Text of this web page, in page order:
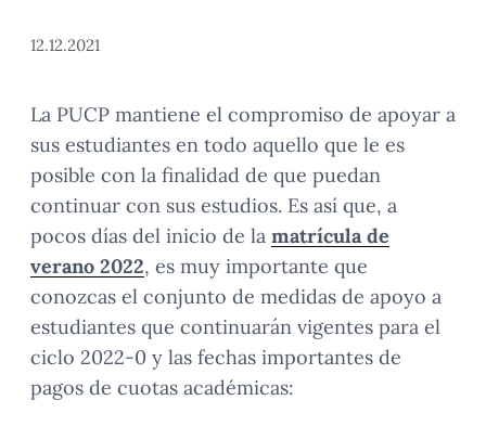
12.12.2021
La PUCP mantiene el compromiso de apoyar a
sus estudiantes en todo aquello que le es
posible con la finalidad de que puedan
continuar con sus estudios. Es así que, a
pocos días del inicio de la matrícula de
verano 2022, es muy importante que
conozcas el conjunto de medidas de apoyo a
estudiantes que continuarán vigentes para el
ciclo 2022-0 y las fechas importantes de
pagos de cuotas académicas: